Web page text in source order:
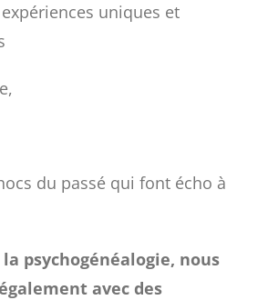
uniques et
du passé qui font écho à
psychogénéalogie, nous
avec des